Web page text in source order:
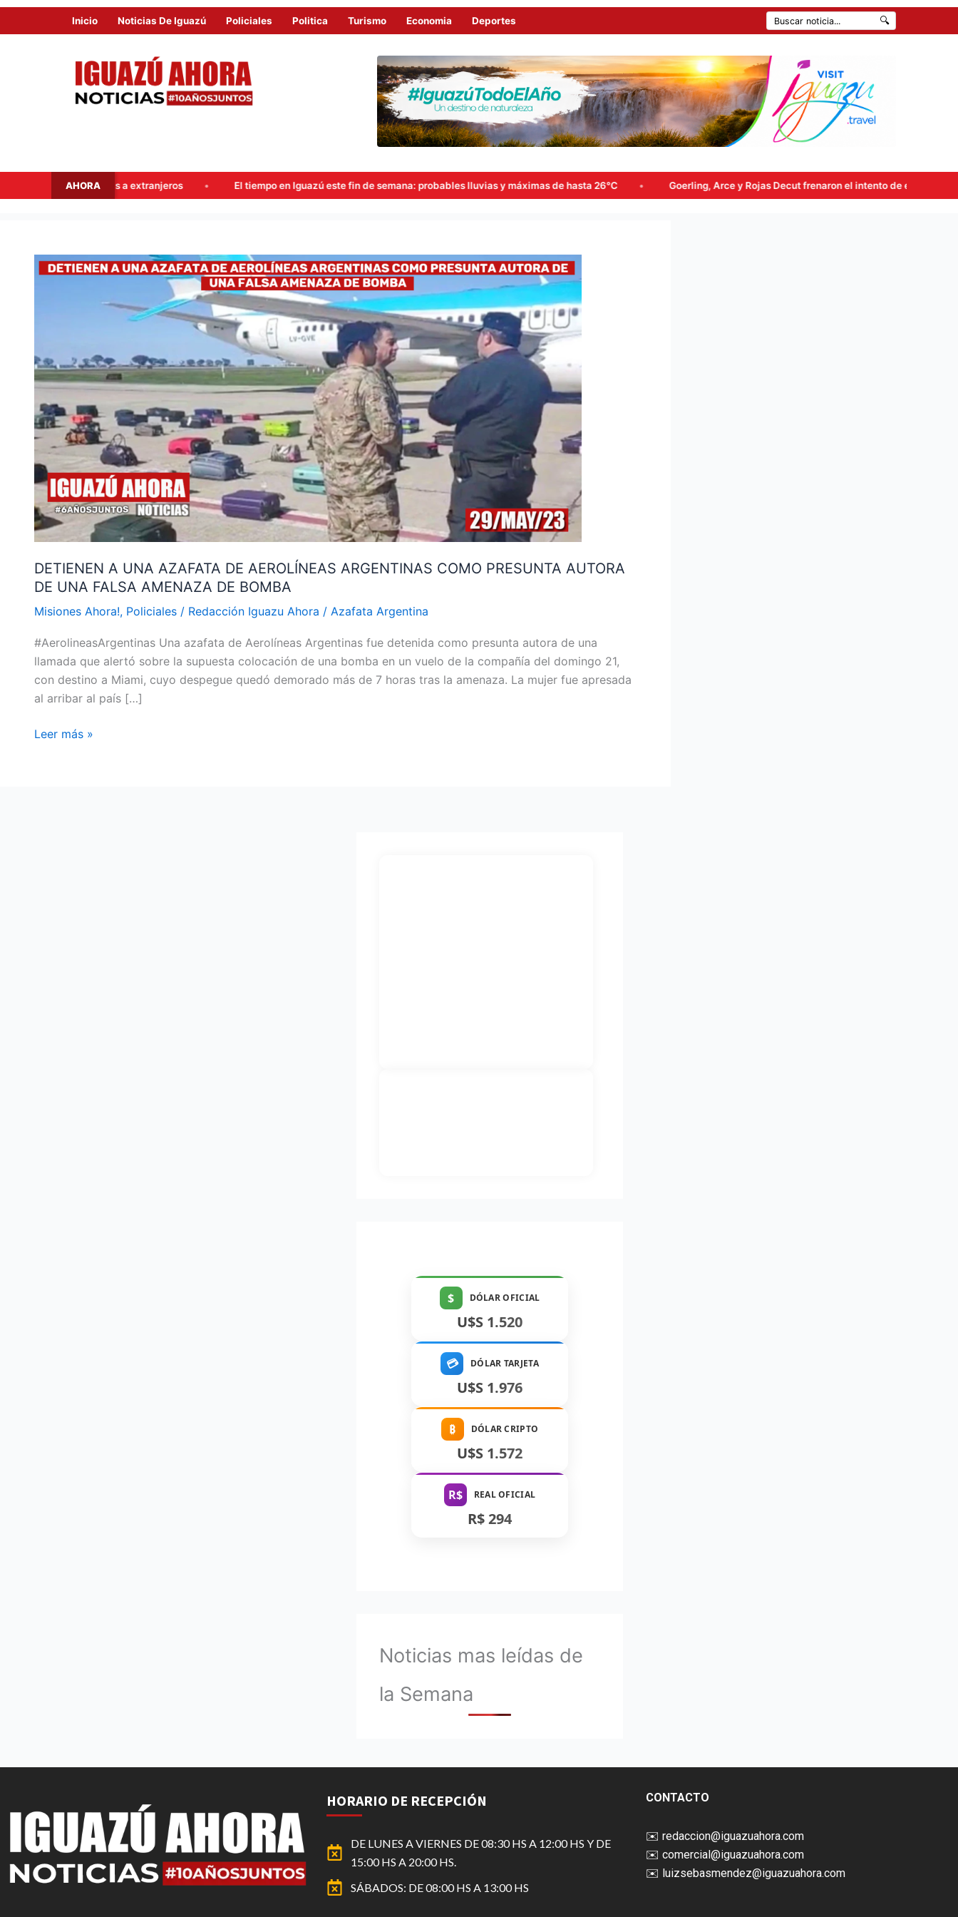
Inicio Noticias De Iguazú Policiales Politica Turismo Economia Deportes 🔍
AHORA El tiempo en Iguazú este fin de semana: probables lluvias y máximas de hasta 26°C Goerling, Arce y Rojas Decut frenaron el intento de enviar a comisión la ley de propiedad
DETIENEN A UNA AZAFATA DE AEROLÍNEAS ARGENTINAS COMO PRESUNTA AUTORA
DE UNA FALSA AMENAZA DE BOMBA
Misiones Ahora!, Policiales / Redacción Iguazu Ahora / Azafata Argentina
#AerolineasArgentinas Una azafata de Aerolíneas Argentinas fue detenida como presunta autora de una
llamada que alertó sobre la supuesta colocación de una bomba en un vuelo de la compañía del domingo 21,
con destino a Miami, cuyo despegue quedó demorado más de 7 horas tras la amenaza. La mujer fue apresada
al arribar al país […]
DETIENEN
AEROLÍNEAS
ARGENTINAS
COMO
PRESUNTA
AUTORA
DE
UNA
FALSA
AMENAZA
DE
BOMBA
Leer más »
$ DÓLAR OFICIAL
U$S 1.520
💳 DÓLAR TARJETA
U$S 1.976
₿ DÓLAR CRIPTO
U$S 1.572
R$ REAL OFICIAL
R$ 294
Noticias mas leídas de
la Semana
HORARIO DE RECEPCIÓN
DE LUNES A VIERNES DE 08:30 HS A 12:00 HS Y DE
15:00 HS A 20:00 HS.
SÁBADOS: DE 08:00 HS A 13:00 HS
CONTACTO
✉️ redaccion@iguazuahora.com
✉️ comercial@iguazuahora.com
✉️ luizsebasmendez@iguazuahora.com